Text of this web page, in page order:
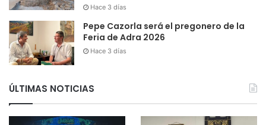
Hace 3 días
Pepe Cazorla será el pregonero de la
Feria de Adra 2026
Hace 3 días
ÚLTIMAS NOTICIAS